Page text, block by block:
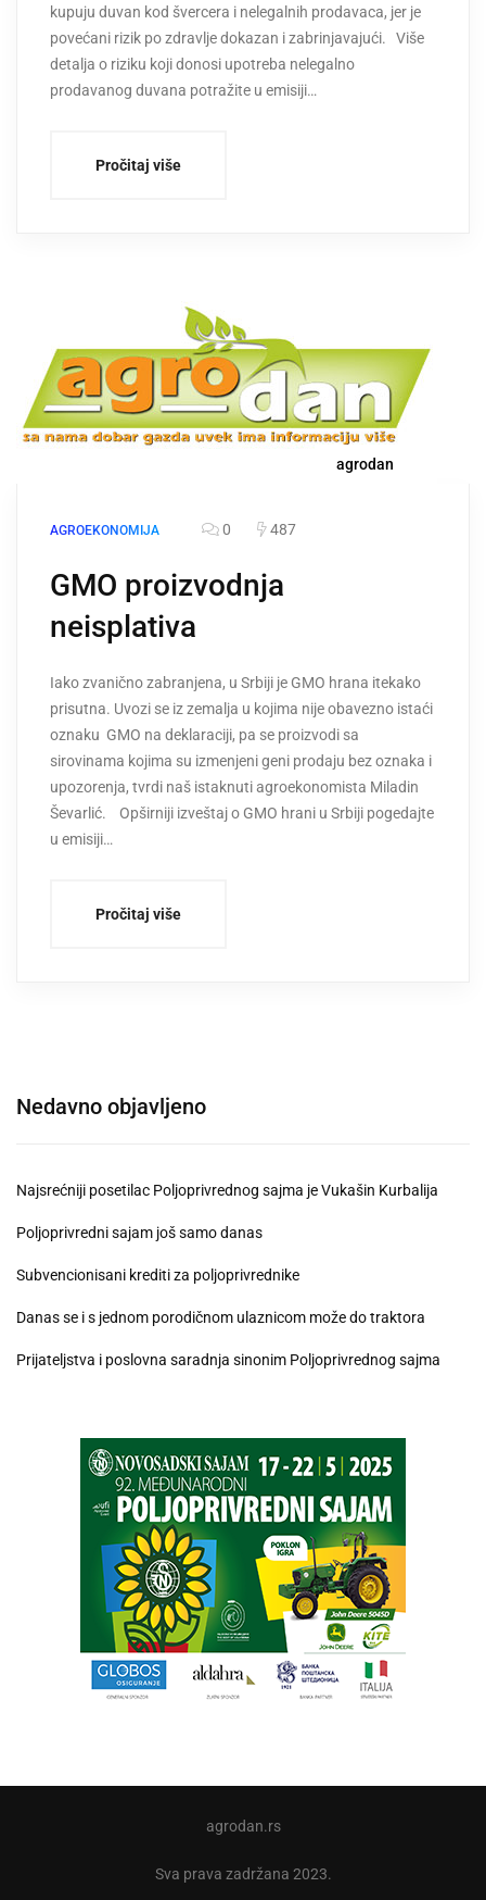
kupuju duvan kod švercera i nelegalnih prodavaca, jer je
povećani rizik po zdravlje dokazan i zabrinjavajući. Više
detalja o riziku koji donosi upotreba nelegalno
prodavanog duvana potražite u emisiji…
Pročitaj više
agrodan
AGROEKONOMIJA 0 487
GMO proizvodnja
neisplativa
Iako zvanično zabranjena, u Srbiji je GMO hrana itekako
prisutna. Uvozi se iz zemalja u kojima nije obavezno istaći
oznaku GMO na deklaraciji, pa se proizvodi sa
sirovinama kojima su izmenjeni geni prodaju bez oznaka i
upozorenja, tvrdi naš istaknuti agroekonomista Miladin
Ševarlić. Opširniji izveštaj o GMO hrani u Srbiji pogedajte
u emisiji…
Pročitaj više
Nedavno objavljeno
Najsrećniji posetilac Poljoprivrednog sajma je Vukašin Kurbalija
Poljoprivredni sajam još samo danas
Subvencionisani krediti za poljoprivrednike
Danas se i s jednom porodičnom ulaznicom može do traktora
Prijateljstva i poslovna saradnja sinonim Poljoprivrednog sajma
agrodan.rs
Sva prava zadržana 2023.